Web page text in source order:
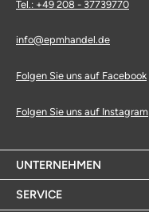
Tel.: +49 208 - 37739770
info@epmhandel.de
Folgen Sie uns auf Facebook
Folgen Sie uns auf Instagram
UNTERNEHMEN
SERVICE